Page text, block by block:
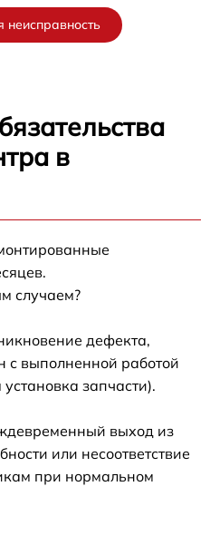
неисправность
в
случаем?
дефекта,
с выполненной работой
запчасти).
выход из
или несоответствие
при нормальном